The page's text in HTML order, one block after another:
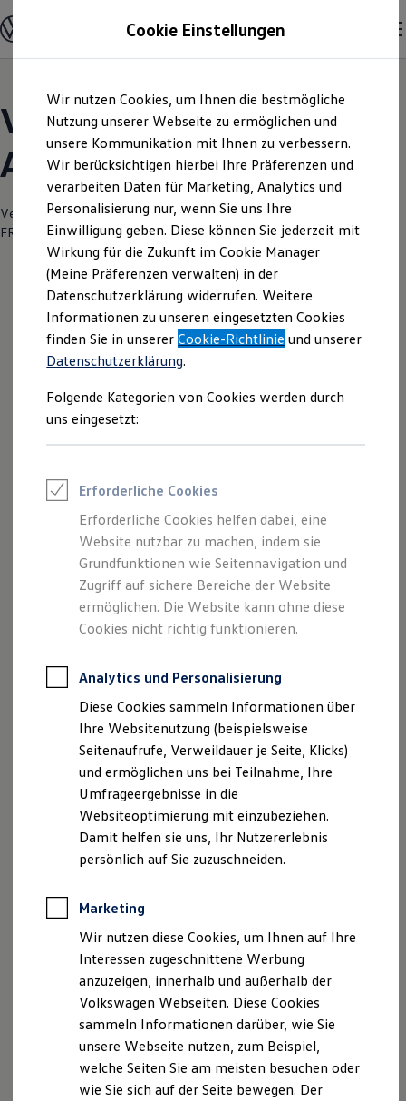
Hauptinhalt
springen
Footer
springen
Modelle und Konfigurator
Konfigurator
Modelle vergleichen
Elektroautos
ENERGY Sondermodelle
Nutzfahrzeuge
SUV und CUV
Familienautos
Kombis
Kompaktwagen
Sportwagen
Schnell verfügbare Fahrzeuge
Angebote und Produkte
Aktuelle Angebote
E-Auto-Förderung
Volkswagen Marktplatz
Die ENERGY Sondermodelle
Junge Gebrauchtwagen und Gebrauchtwagen
Volkswagen Zertifizierte Gebrauchtwagen
Elektromobilität bei Gebrauchtwagen
Saisonangebote
Reifenpakete
Leasing
Leasing-Angebote
Elektroauto Leasing
Kleinwagen-Leasing
Leasing ohne Anzahlung
Finanzierung
Autokredit mit Schlussrate
Versicherungen und Garantien
Kfz-Versicherung
Restschuldversicherungen
Garantien
Professional Class bei Volkswagen
Behörden
Direktkunden
Sonderfahrzeuge
Anpfiff zum Gewinn
Elektromobilität
Elektroautos
ID. Tutorials
Elektrofahrzeugkonzepte
ID. EVERY1
Reichweite
Rekuperation
Laden unterwegs
Laden Zuhause
Ladestationen finden
Ladezeitensimulator
Batterie
Sicherheit
Nachhaltigkeit
Technologie
Kosten und Kauf
Volkswagen Modelle |
Autoschmitt Frankfurt
Verantwortlich für die Inhalte auf dieser Seite ist die AUTOSCHMITT
FRANKFURT GmbH (Impressum & Rechtliches)
Der Polo
Kompakt, wendig und voller Möglichkeiten.
Entdecken Sie den Polo.
Mehr zum Polo erfahren
So geht neu. Klar im Design. Stark im Alltag.
Entdecken Sie jetzt den neuen ID.3 Neo!
Mehr zum ID.3 Neo erfahren
Cookie Einstellungen
Wir nutzen Cookies, um Ihnen die bestmögliche
Nutzung unserer Webseite zu ermöglichen und
unsere Kommunikation mit Ihnen zu verbessern.
Wir berücksichtigen hierbei Ihre Präferenzen und
verarbeiten Daten für Marketing, Analytics und
Personalisierung nur, wenn Sie uns Ihre
Einwilligung geben. Diese können Sie jederzeit mit
Wirkung für die Zukunft im Cookie Manager
(Meine Präferenzen verwalten) in der
Datenschutzerklärung widerrufen. Weitere
Informationen zu unseren eingesetzten Cookies
finden Sie in unsererCookie-Richtlinie und unserer
Datenschutzerklärung.
Folgende Kategorien von Cookies werden durch
uns eingesetzt:
Erforderliche Cookies
Erforderliche Cookies helfen dabei, eine
Website nutzbar zu machen, indem sie
Grundfunktionen wie Seitennavigation und
Zugriff auf sichere Bereiche der Website
ermöglichen. Die Website kann ohne diese
Cookies nicht richtig funktionieren.
Analytics und Personalisierung
Diese Cookies sammeln Informationen über
Ihre Websitenutzung (beispielsweise
Seitenaufrufe, Verweildauer je Seite, Klicks)
und ermöglichen uns bei Teilnahme, Ihre
Umfrageergebnisse in die
Websiteoptimierung mit einzubeziehen.
Damit helfen sie uns, Ihr Nutzererlebnis
persönlich auf Sie zuzuschneiden.
Marketing
Wir nutzen diese Cookies, um Ihnen auf Ihre
Interessen zugeschnittene Werbung
anzuzeigen, innerhalb und außerhalb der
Volkswagen Webseiten. Diese Cookies
sammeln Informationen darüber, wie Sie
unsere Webseite nutzen, zum Beispiel,
welche Seiten Sie am meisten besuchen oder
wie Sie sich auf der Seite bewegen. Der